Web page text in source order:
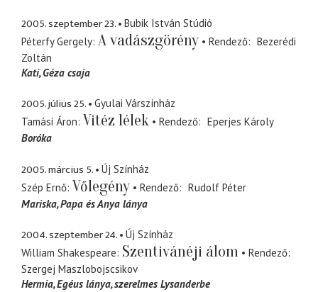
2005. szeptember 23.
Bubik István Stúdió
Péterfy Gergely A vadászgörény Rendező
Bezerédi
Zoltán
Kati Géza csaja
2005. július 25.
Gyulai Várszínház
Tamási Áron Vitéz lélek Rendező
Eperjes Károly
Boróka
2005. március 5.
Új Színház
Szép Ernő Vőlegény Rendező
Rudolf Péter
Mariska Papa és Anya lánya
2004. szeptember 24.
Új Színház
William Shakespeare Szentivánéji álom
Rendező
Szergej Maszlobojscsikov
Hermia Egéus lánya, szerelmes Lysanderbe